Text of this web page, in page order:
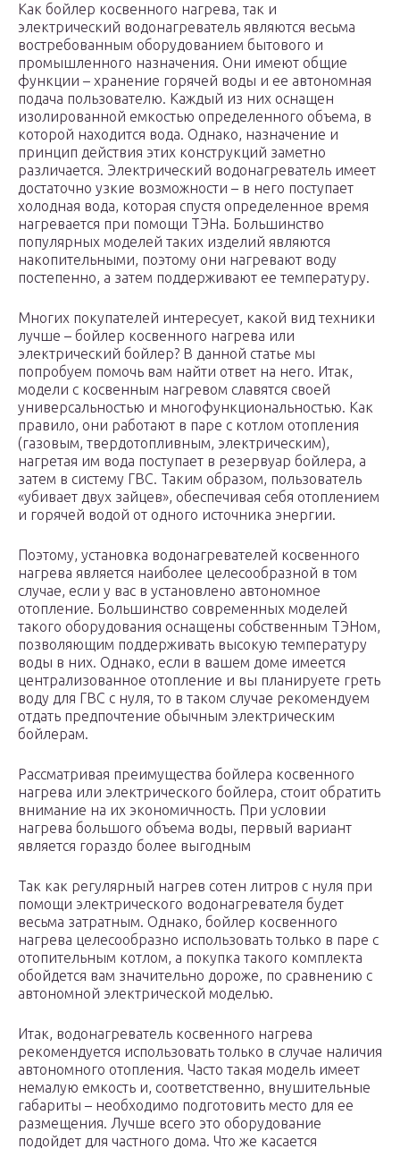
Как бойлер косвенного нагрева, так и
электрический водонагреватель являются весьма
востребованным оборудованием бытового и
промышленного назначения. Они имеют общие
функции – хранение горячей воды и ее автономная
подача пользователю. Каждый из них оснащен
изолированной емкостью определенного объема, в
которой находится вода. Однако, назначение и
принцип действия этих конструкций заметно
различается. Электрический водонагреватель имеет
достаточно узкие возможности – в него поступает
холодная вода, которая спустя определенное время
нагревается при помощи ТЭНа. Большинство
популярных моделей таких изделий являются
накопительными, поэтому они нагревают воду
постепенно, а затем поддерживают ее температуру.
Многих покупателей интересует, какой вид техники
лучше – бойлер косвенного нагрева или
электрический бойлер? В данной статье мы
попробуем помочь вам найти ответ на него. Итак,
модели с косвенным нагревом славятся своей
универсальностью и многофункциональностью. Как
правило, они работают в паре с котлом отопления
(газовым, твердотопливным, электрическим),
нагретая им вода поступает в резервуар бойлера, а
затем в систему ГВС. Таким образом, пользователь
«убивает двух зайцев», обеспечивая себя отоплением
и горячей водой от одного источника энергии.
Поэтому, установка водонагревателей косвенного
нагрева является наиболее целесообразной в том
случае, если у вас в установлено автономное
отопление. Большинство современных моделей
такого оборудования оснащены собственным ТЭНом,
позволяющим поддерживать высокую температуру
воды в них. Однако, если в вашем доме имеется
централизованное отопление и вы планируете греть
воду для ГВС с нуля, то в таком случае рекомендуем
отдать предпочтение обычным электрическим
бойлерам.
Рассматривая преимущества бойлера косвенного
нагрева или электрического бойлера, стоит обратить
внимание на их экономичность. При условии
нагрева большого объема воды, первый вариант
является гораздо более выгодным
Так как регулярный нагрев сотен литров с нуля при
помощи электрического водонагревателя будет
весьма затратным. Однако, бойлер косвенного
нагрева целесообразно использовать только в паре с
отопительным котлом, а покупка такого комплекта
обойдется вам значительно дороже, по сравнению с
автономной электрической моделью.
Итак, водонагреватель косвенного нагрева
рекомендуется использовать только в случае наличия
автономного отопления. Часто такая модель имеет
немалую емкость и, соответственно, внушительные
габариты – необходимо подготовить место для ее
размещения. Лучше всего это оборудование
подойдет для частного дома. Что же касается